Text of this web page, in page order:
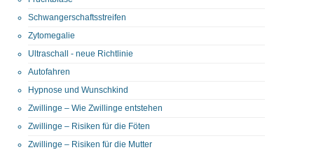
Schwangerschaftsstreifen
Zytomegalie
Ultraschall - neue Richtlinie
Autofahren
Hypnose und Wunschkind
Zwillinge – Wie Zwillinge entstehen
Zwillinge – Risiken für die Föten
Zwillinge – Risiken für die Mutter